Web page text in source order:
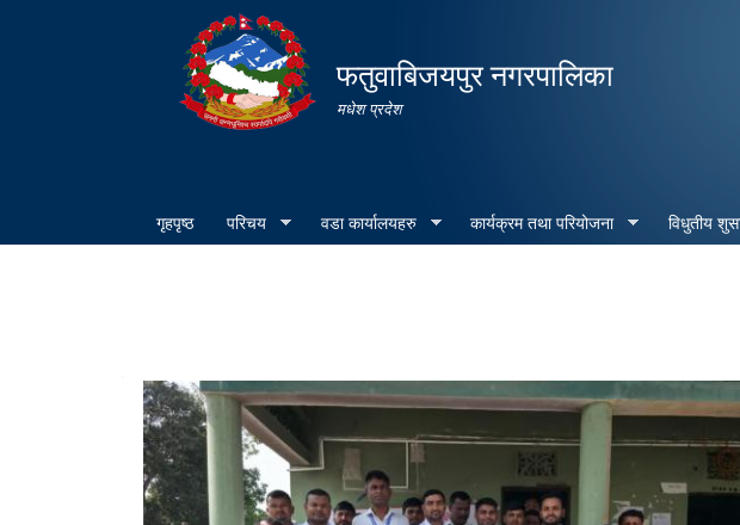
फतुवाबिजयपुर नगरपालिका
मधेश प्रदेश
गृहपृष्ठ परिचय वडा कार्यालयहरु कार्यक्रम तथा परियोजना विधुतीय